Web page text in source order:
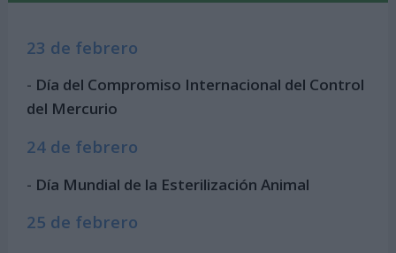
23 de febrero
- Día del Compromiso Internacional del Control
del Mercurio
24 de febrero
- Día Mundial de la Esterilización Animal
25 de febrero